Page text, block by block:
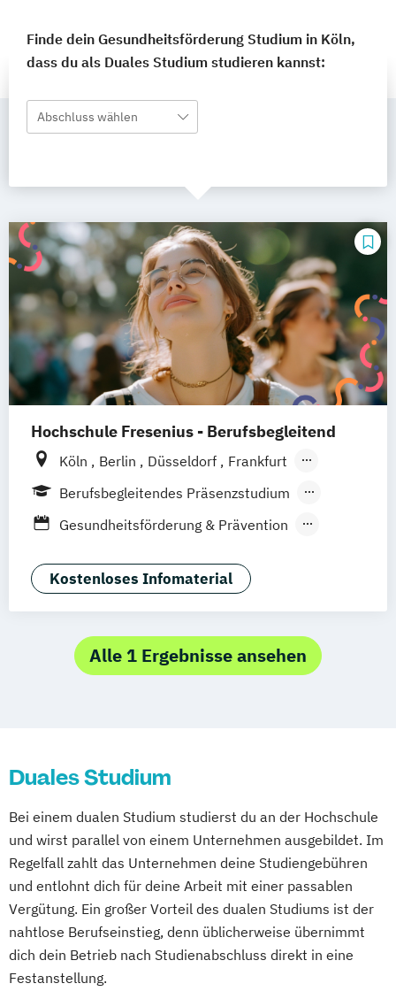
Finde dein Gesundheitsförderung Studium in Köln,
dass du als Duales Studium studieren kannst:
Abschluss wählen
Hochschule Fresenius - Berufsbegleitend
Köln Berlin Düsseldorf
Frankfurt
Hamburg
Idstein München
Wiesbaden
Hannover
Dortmund Erfurt
Stuttgart
Braunschweig
Berufsbegleitendes Präsenzstudium
Duales Studium
Gesundheitsförderung & Prävention
Master Medic / Master Physician –
Taktische Einsatz-
Neurorehabilitation für Therapeuten
Osteopathie
Therapiewissenschaften
Kostenloses Infomaterial
Alle 1 Ergebnisse ansehen
Duales Studium
Bei einem dualen Studium studierst du an der Hochschule
und wirst parallel von einem Unternehmen ausgebildet. Im
Regelfall zahlt das Unternehmen deine Studiengebühren
und entlohnt dich für deine Arbeit mit einer passablen
Vergütung. Ein großer Vorteil des dualen Studiums ist der
nahtlose Berufseinstieg, denn üblicherweise übernimmt
dich dein Betrieb nach Studienabschluss direkt in eine
Festanstellung.